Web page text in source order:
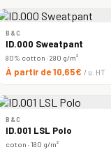
B&C
ID.000 Sweatpant
80% cotton · 280 g/m²
À partir de 10,65€ / u. HT
B&C
ID.001 LSL Polo
coton · 180 g/m²